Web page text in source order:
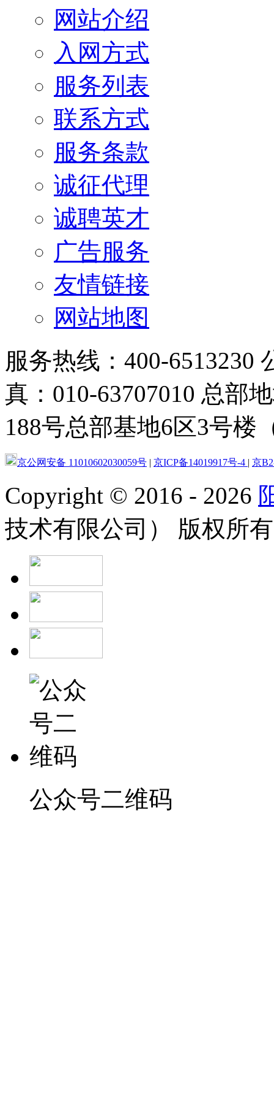
网站介绍
入网方式
服务列表
联系方式
服务条款
诚征代理
诚聘英才
广告服务
友情链接
网站地图
服务热线：400-6513230
真：010-63707010 总部
188号总部基地6区3号楼
京公网安备 11010602030059号 | 京ICP备14019917号-4 | 京
Copyright © 2016 - 2026
技术有限公司） 版权所
公众号二维码